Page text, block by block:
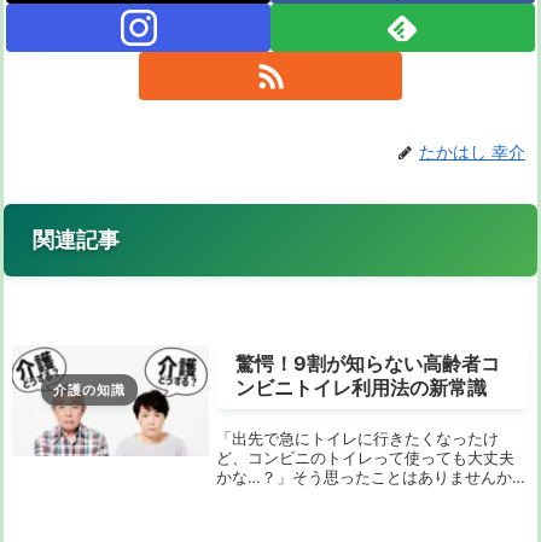
たかはし 幸介
関連記事
介護の知識
驚愕！9割が知らない高齢者コ
ンビニトイレ利用法の新常識
「出先で急にトイレに行きたくなったけ
ど、コンビニのトイレって使っても大丈夫
かな…？」そう思ったことはありませんか？